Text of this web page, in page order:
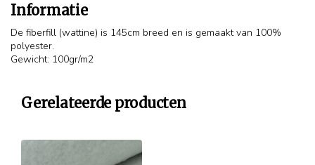
Informatie
De fiberfill (wattine) is 145cm breed en is gemaakt van 100%
polyester.
Gewicht: 100gr/m2
Gerelateerde producten